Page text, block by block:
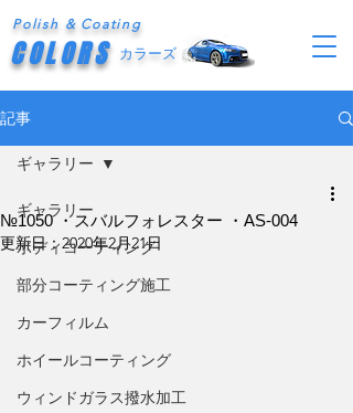
Polish & Coating
COLORS カラーズ
記事
ギャラリー
ボディコーティング
部分コーティング施工
カーフィルム
ホイールコーティング
ウィンドガラス撥水加工
ギャラリー
№1050 ・スバルフォレスター ・AS-004
更新日：2020年2月21日